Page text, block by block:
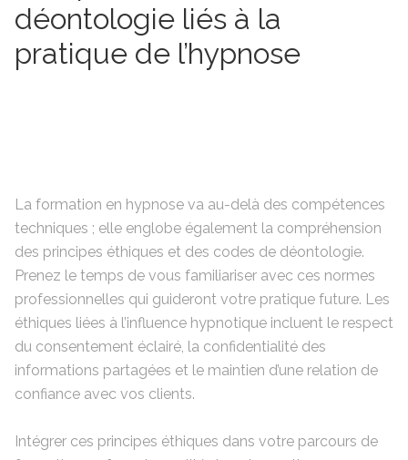
déontologie liés à la
pratique de l’hypnose
La formation en hypnose va au-delà des compétences
techniques ; elle englobe également la compréhension
des principes éthiques et des codes de déontologie.
Prenez le temps de vous familiariser avec ces normes
professionnelles qui guideront votre pratique future. Les
éthiques liées à l’influence hypnotique incluent le respect
du consentement éclairé, la confidentialité des
informations partagées et le maintien d’une relation de
confiance avec vos clients.
Intégrer ces principes éthiques dans votre parcours de